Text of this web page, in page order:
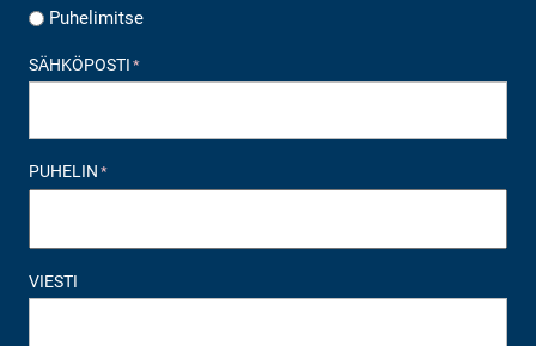
Puhelimitse
SÄHKÖPOSTI *
PUHELIN *
VIESTI